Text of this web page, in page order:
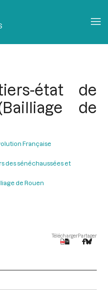
état de
de
Française
des sénéchaussées et
de Rouen
TéléchargerPartager